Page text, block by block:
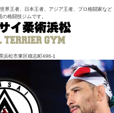
界王者、日本王者、アジア王者、プロ格闘家など
の格闘技ジムです。
松市東区積志町496-1